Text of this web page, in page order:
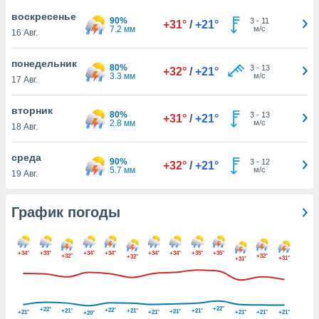
установки
веб-
или
и
как
вашем
воскресенье
16 Авг.
90%
7.2 мм
+31° / +21° 3- 11
м/с
понедельник
17 Авг.
80%
3.3 мм
+32° / +21° 3- 13
м/с
вторник
18 Авг.
80%
2.8 мм
+31° / +21° 3- 13
м/с
среда
19 Авг.
90%
5.7 мм
+32° / +21° 3- 12
м/с
График погоды
+34° +33° +32° +34° +34°
+32°
+34° +34° +35°
+35°
+31°
+32° +31°
+21° +22° +21° +20° +22° +21° +21° +21° +21° +22°
+21° +21° +21°